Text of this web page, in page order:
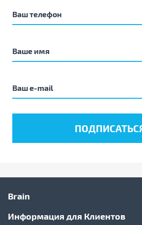
Brain
Информация для Клиентов